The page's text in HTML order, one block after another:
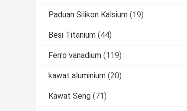
Paduan Silikon Kalsium (19)
Besi Titanium (44)
Ferro vanadium (119)
kawat aluminium (20)
Kawat Seng (71)